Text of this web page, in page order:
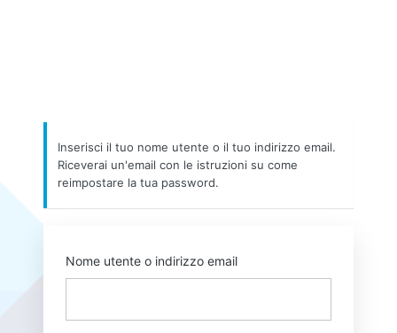
Inserisci il tuo nome utente o il tuo indirizzo email.
Riceverai un'email con le istruzioni su come
reimpostare la tua password.
Nome utente o indirizzo email